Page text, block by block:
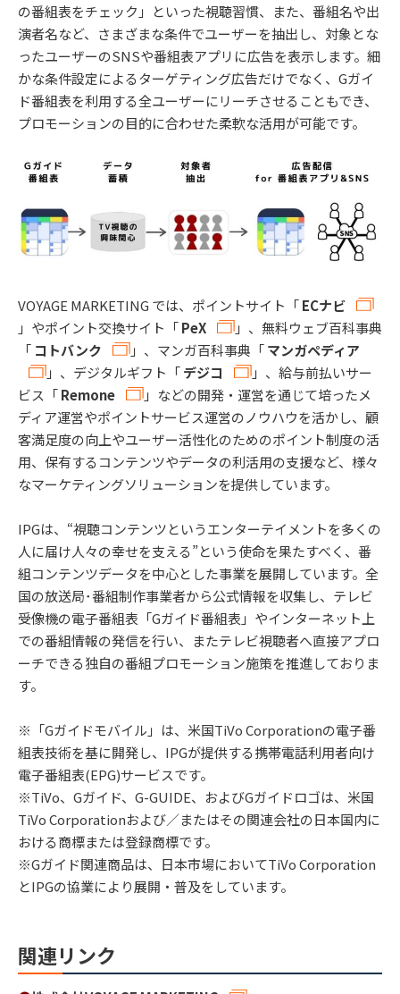
の番組表をチェック」といった視聴習慣、また、番組名や出
演者名など、さまざまな条件でユーザーを抽出し、対象とな
ったユーザーのSNSや番組表アプリに広告を表示します。細
かな条件設定によるターゲティング広告だけでなく、Gガイ
ド番組表を利用する全ユーザーにリーチさせることもでき、
プロモーションの目的に合わせた柔軟な活用が可能です。
VOYAGE MARKETING では、ポイントサイト「ECナビ
」やポイント交換サイト「PeX
」、無料ウェブ百科事典
「 コトバンク 」、マンガ百科事典「マンガペディア
」、デジタルギフト「デジコ
」、給与前払いサー
ビス「Remone
」などの開発・運営を通じて培ったメ
ディア運営やポイントサービス運営のノウハウを活かし、顧
客満足度の向上やユーザー活性化のためのポイント制度の活
用、保有するコンテンツやデータの利活用の支援など、様々
なマーケティングソリューションを提供しています。
IPGは、“視聴コンテンツというエンターテイメントを多くの
人に届け人々の幸せを支える”という使命を果たすべく、番
組コンテンツデータを中心とした事業を展開しています。全
国の放送局･番組制作事業者から公式情報を収集し、テレビ
受像機の電子番組表「Gガイド番組表」やインターネット上
での番組情報の発信を行い、またテレビ視聴者へ直接アプロ
ーチできる独自の番組プロモーション施策を推進しておりま
す。
※「Gガイドモバイル」は、米国TiVo Corporationの電子番
組表技術を基に開発し、IPGが提供する携帯電話利用者向け
電子番組表(EPG)サービスです。
※TiVo、Gガイド、G-GUIDE、およびGガイドロゴは、⽶国
TiVo Corporationおよび／またはその関連会社の⽇本国内に
おける商標または登録商標です。
※Gガイド関連商品は、日本市場においてTiVo Corporation
とIPGの協業により展開・普及をしています。
関連リンク